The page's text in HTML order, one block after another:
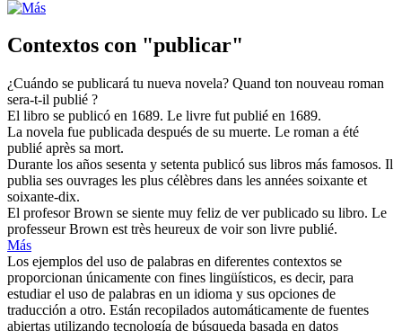
Contextos con "publicar"
¿Cuándo se publicará tu nueva novela? Quand ton nouveau roman
sera-t-il publié ?
El libro se publicó en 1689. Le livre fut publié en 1689.
La novela fue publicada después de su muerte. Le roman a été
publié après sa mort.
Durante los años sesenta y setenta publicó sus libros más famosos. Il
publia ses ouvrages les plus célèbres dans les années soixante et
soixante-dix.
El profesor Brown se siente muy feliz de verpublicado su libro. Le
professeur Brown est très heureux de voir son livre publié.
Más
Los ejemplos del uso de palabras en diferentes contextos se
proporcionan únicamente con fines lingüísticos, es decir, para
estudiar el uso de palabras en un idioma y sus opciones de
traducción a otro. Están recopilados automáticamente de fuentes
abiertas utilizando tecnología de búsqueda basada en datos